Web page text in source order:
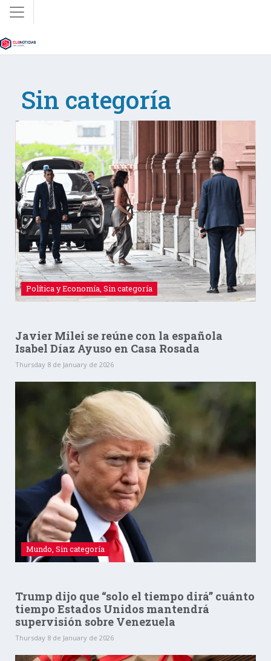
Sin categoría
Política y Economía Sin categoría
Javier Milei se reúne con la española
Isabel Díaz Ayuso en Casa Rosada
Thursday 8 de January de 2026
Mundo Sin categoría
Trump dijo que “solo el ‍tiempo dirá” cuánto
tiempo Estados Unidos mantendrá
supervisión sobre Venezuela
Thursday 8 de January de 2026